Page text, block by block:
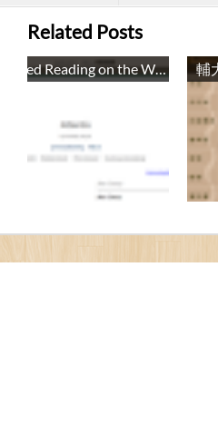
Related Posts
版)